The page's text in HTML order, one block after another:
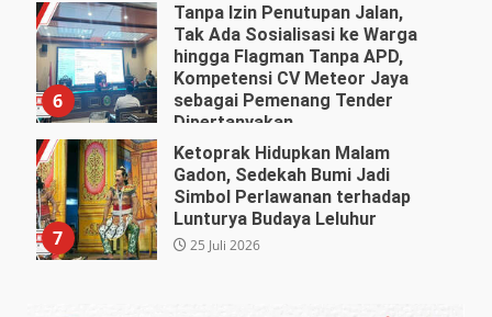
6
Tanpa Izin Penutupan Jalan,
Tak Ada Sosialisasi ke Warga
hingga Flagman Tanpa APD,
Kompetensi CV Meteor Jaya
sebagai Pemenang Tender
Dipertanyakan
27 Juli 2026
7
Ketoprak Hidupkan Malam
Gadon, Sedekah Bumi Jadi
Simbol Perlawanan terhadap
Lunturya Budaya Leluhur
25 Juli 2026